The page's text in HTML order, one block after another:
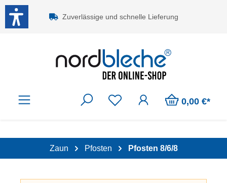
Zum Hauptinhalt springen
Zuverlässige und schnelle Lieferung
0,00 €*
Zaun Pfosten Pfosten 8/6/8